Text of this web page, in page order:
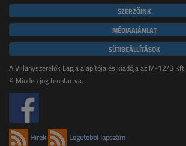
SZERZŐINK
MÉDIAAJÁNLAT
SÜTIBEÁLLÍTÁSOK
A Villanyszerelők Lapja alapítója és kiadója az M-12/B Kft.
© Minden jog fenntartva.
Hírek Legutóbbi lapszám